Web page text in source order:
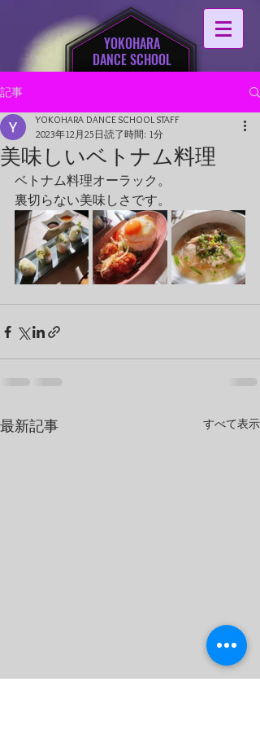
YOKOHARA
DANCE SCHOOL
記事
美味しいベトナム料理
YOKOHARA DANCE SCHOOL STAFF
2023年12月25日 読了時間: 1分
ベトナム料理オーラック。
裏切らない美味しさです。
最新記事 すべて表示